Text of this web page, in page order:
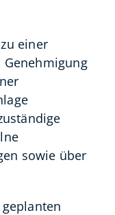
einer
sowie über